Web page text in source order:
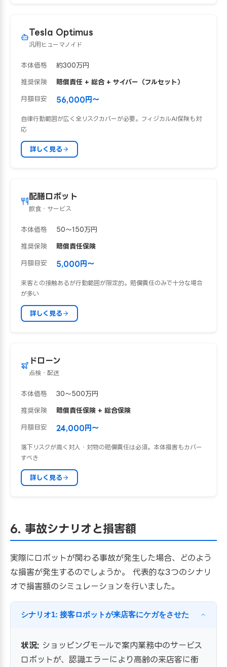
Tesla Optimus
汎用ヒューマノイド
本体価格 約300万円
推奨保険 賠償責任 + 総合 + サイバー（フルセット）
月額目安 56,000円〜
自律行動範囲が広く全リスクカバーが必要。フィジカルAI保険も対
応
詳しく見る
配膳ロボット
飲食・サービス
本体価格 50〜150万円
推奨保険 賠償責任保険
月額目安 5,000円〜
来客との接触あるが行動範囲が限定的。賠償責任のみで十分な場合
が多い
詳しく見る
ドローン
点検・配送
本体価格 30〜500万円
推奨保険 賠償責任保険 + 総合保険
月額目安 24,000円〜
落下リスクが高く対人・対物の賠償責任は必須。本体損害もカバー
すべき
詳しく見る
6. 事故シナリオと損害額
実際にロボットが関わる事故が発生した場合、どのよう
な損害が発生するのでしょうか。 代表的な3つのシナリ
オで損害額のシミュレーションを行いました。
シナリオ1: 接客ロボットが来店客にケガをさせた
状況: ショッピングモールで案内業務中のサービス
ロボットが、認識エラーにより高齢の来店客に衝